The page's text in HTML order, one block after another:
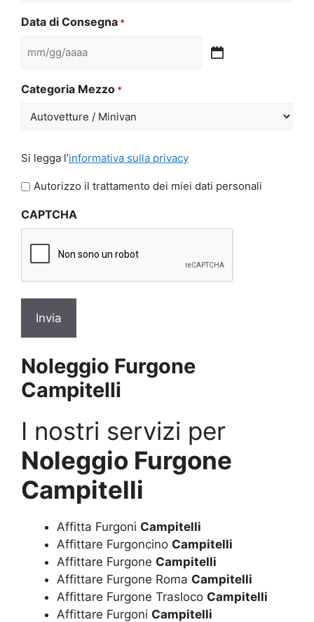
Data di Consegna *
MM
GG
slash
Categoria Mezzo *
legga
l'informativa
privacy
Si legga l’informativa sulla privacy
Autorizzo il trattamento dei miei dati personali
CAPTCHA
Noleggio Furgone
Campitelli
I nostri servizi per
Noleggio Furgone
Campitelli
Affitta Furgoni Campitelli
Affittare Furgoncino Campitelli
Affittare Furgone Campitelli
Affittare Furgone Roma Campitelli
Affittare Furgone Trasloco Campitelli
Affittare Furgoni Campitelli